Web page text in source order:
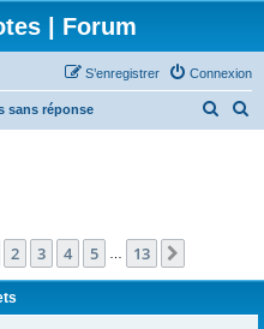
| Forum
Connexion
S’enregistrer
sans réponse
c
c
1sur13
2 3 4 5 13